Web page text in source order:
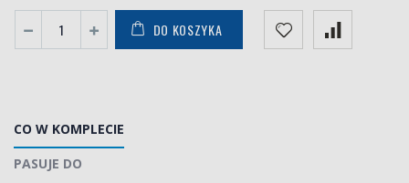
DO KOSZYKA
CO W KOMPLECIE
PASUJE DO